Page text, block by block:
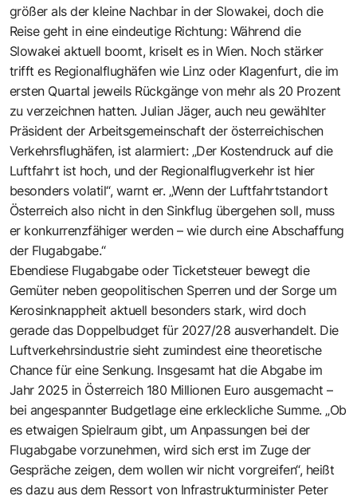
größer als der kleine Nachbar in der Slowakei, doch die
Reise geht in eine eindeutige Richtung: Während die
Slowakei aktuell boomt, kriselt es in Wien. Noch stärker
trifft es Regionalflughäfen wie Linz oder Klagenfurt, die im
ersten Quartal jeweils Rückgänge von mehr als 20 Prozent
zu verzeichnen hatten. Julian Jäger, auch neu gewählter
Präsident der Arbeitsgemeinschaft der österreichischen
Verkehrsflughäfen, ist alarmiert: „Der Kostendruck auf die
Luftfahrt ist hoch, und der Regionalflugverkehr ist hier
besonders volatil“, warnt er. „Wenn der Luftfahrtstandort
Österreich also nicht in den Sinkflug übergehen soll, muss
er konkurrenzfähiger werden – wie durch eine Abschaffung
der Flugabgabe.“
Ebendiese Flugabgabe oder Ticketsteuer bewegt die
Gemüter neben geopolitischen Sperren und der Sorge um
Kerosinknappheit aktuell besonders stark, wird doch
gerade das Doppelbudget für 2027/28 ausverhandelt. Die
Luftverkehrsindustrie sieht zumindest eine theoretische
Chance für eine Senkung. Insgesamt hat die Abgabe im
Jahr 2025 in Österreich 180 Millionen Euro ausgemacht –
bei angespannter Budgetlage eine erkleckliche Summe. „Ob
es etwaigen Spielraum gibt, um Anpassungen bei der
Flugabgabe vorzunehmen, wird sich erst im Zuge der
Gespräche zeigen, dem wollen wir nicht vorgreifen“, heißt
es dazu aus dem Ressort von Infrastrukturminister Peter